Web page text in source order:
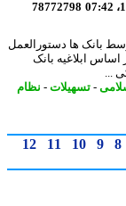
78772798
ها دستورالعمل
بانک
-تسهیلات-نظام
9
10
11
12